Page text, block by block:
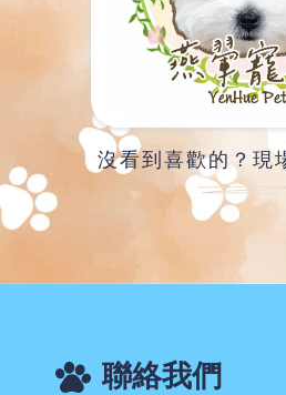
沒看到喜歡的？現
聯絡我們